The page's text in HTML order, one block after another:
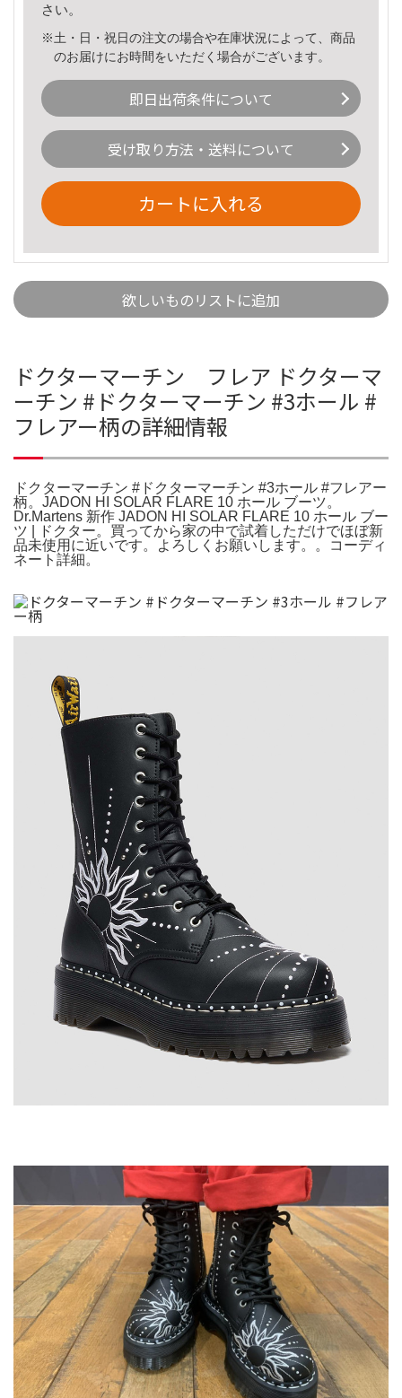
さい。
※土・日・祝日の注文の場合や在庫状況によって、商品
のお届けにお時間をいただく場合がございます。
即日出荷条件について
受け取り方法・送料について
カートに入れる
欲しいものリストに追加
ドクターマーチン フレア ドクターマ
ーチン #ドクターマーチン #3ホール #
フレアー柄の詳細情報
ドクターマーチン #ドクターマーチン #3ホール #フレアー
柄。JADON HI SOLAR FLARE 10 ホール ブーツ。
Dr.Martens 新作 JADON HI SOLAR FLARE 10 ホール ブー
ツ | ドクター。買ってから家の中で試着しただけでほぼ新
品未使用に近いです。よろしくお願いします。。コーディ
ネート詳細。